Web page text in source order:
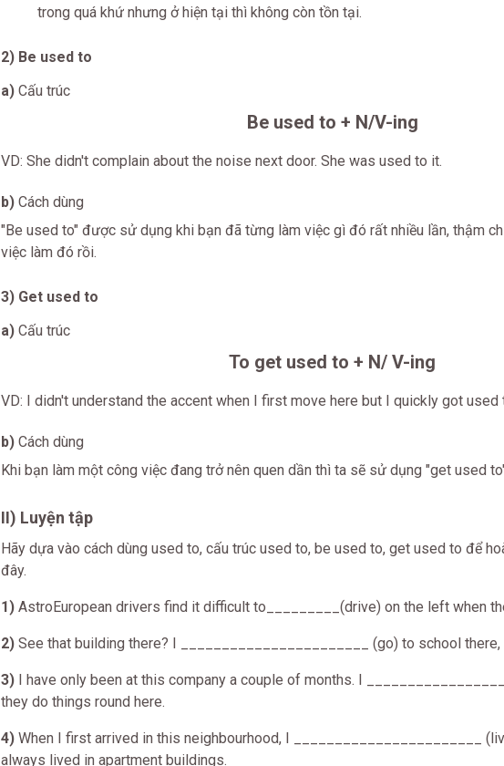
trong quá khứ nhưng ở hiện tại thì không còn tồn tại.
2) Be used to
a) Cấu trúc
Be used to + N/V-ing
VD: She didn't complain about the noise next door. She was used to it.
b) Cách dùng
"Be used to" được sử dụng khi bạn đã từng làm việc gì đó rất nhiều lần, thậm
việc làm đó rồi.
3) Get used to
a) Cấu trúc
To get used to + N/ V-ing
VD: I didn't understand the accent when I first move here but I quickly got used
b) Cách dùng
Khi bạn làm một công việc đang trở nên quen dần thì ta sẽ sử dụng "get used
II) Luyện tập
Hãy dựa vào cách dùng used to, cấu trúc used to, be used to, get used to để
đây.
1) AstroEuropean drivers find it difficult to_________(drive) on the left when
2) See that building there? I _______________________ (go) to school there,
3) I have only been at this company a couple of months. I
they do things round here.
4) When I first arrived in this neighbourhood, I _______________________
always lived in apartment buildings.